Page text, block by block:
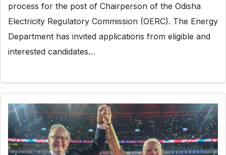
process for the post of Chairperson of the Odisha
Electricity Regulatory Commission (OERC). The Energy
Department has invited applications from eligible and
interested candidates…